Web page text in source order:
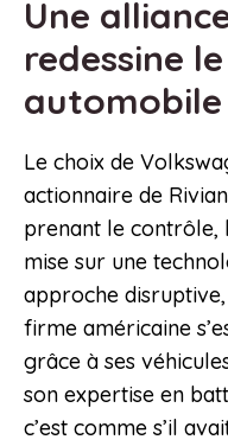
Une
redessine
automobile
Le choix de
actionnaire de
prenant le contrôle,
mise sur une
approche
firme américaine
grâce à ses
son expertise en
c’est comme s’il